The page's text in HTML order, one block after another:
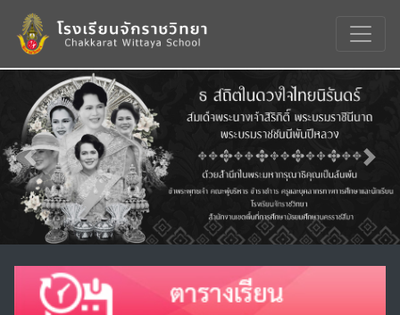
Previous Next